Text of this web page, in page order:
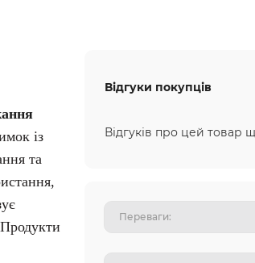
із
та
Продукти
Відгуки покупців
Відгуків про цей товар